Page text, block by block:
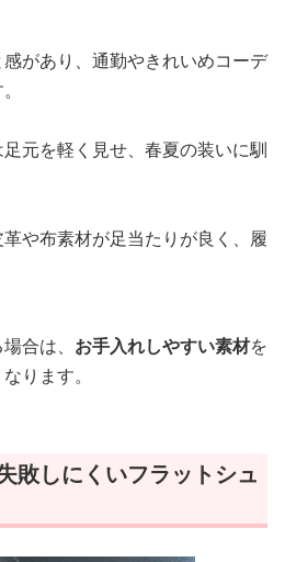
があり、通勤やきれいめコーデ
足元を軽く見せ、春夏の装いに馴
や布素材が足当たりが良く、履
合は、 お手入れしやすい素材を
ります。
敗しにくいフラットシュ